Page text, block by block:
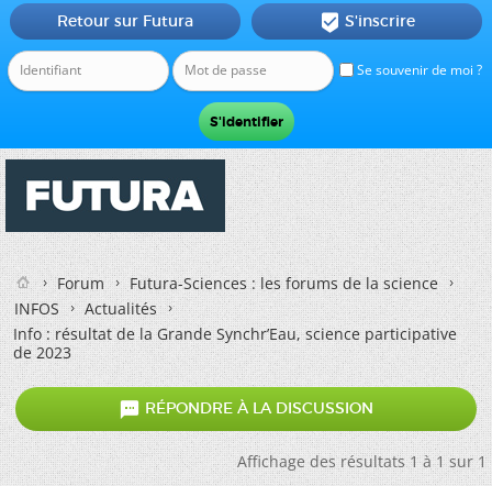
Se souvenir de moi ?
Retour sur Futura  S'inscrire
Forum
Futura-Sciences : les forums de la science
INFOS
Actualités
Info : résultat de la Grande Synchr’Eau, science participative
de 2023
 RÉPONDRE À LA DISCUSSION
Affichage des résultats 1 à 1 sur 1